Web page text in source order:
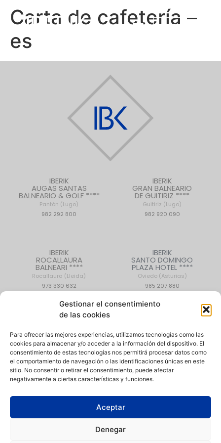
Gestionar el consentimiento
de las cookies
Para ofrecer las mejores experiencias, utilizamos tecnologías como las
cookies para almacenar y/o acceder a la información del dispositivo. El
consentimiento de estas tecnologías nos permitirá procesar datos como
el comportamiento de navegación o las identificaciones únicas en este
sitio. No consentir o retirar el consentimiento, puede afectar
negativamente a ciertas características y funciones.
Aceptar
Denegar
RESERVAR
Carta de cafetería –
es
IBERIK
AUGAS SANTAS
BALNEARIO & GOLF ****
Pantón (Lugo)
982 292 800
IBERIK
GRAN BALNEARIO
DE GUITIRIZ ****
Guitiriz (Lugo)
982 920 090
IBERIK
ROCALLAURA
BALNEARI ****
Rocallaura (Lleida)
973 330 632
IBERIK
SANTO DOMINGO
PLAZA HOTEL ****
Oviedo (Asturias)
985 207 880
Política de Privacidad Aviso Legal|
de denuncias
Iberik Hoteles está comprometida con la igualdad de